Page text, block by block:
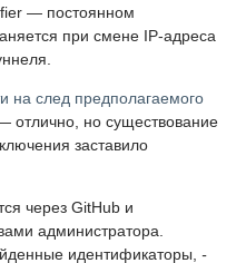
— постоянном
при смене IP-адреса
на след предполагаемого
отлично, но существование
заставило
через GitHub и
администратора.
идентификаторы, -